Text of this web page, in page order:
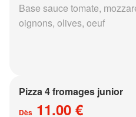
Base sauce tomate,
oignons, olives, oeuf
Pizza 4 fromages junior
Dès 11.00 €